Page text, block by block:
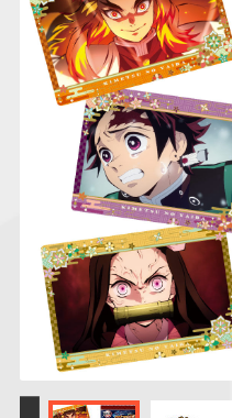
LINK TRAVELERS
仮面ライダーシリー
ズ
プリキ
ガン
チョコボックス
キャラパキ
チ
にふぉ
＆ス